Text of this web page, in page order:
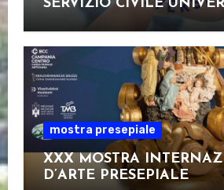
SERVIZIO CIVILE
mostra presepiale
XXX MOSTRA
D’ARTE PRESEPIALE